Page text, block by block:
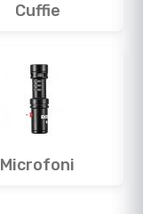
Cuffie
Microfoni